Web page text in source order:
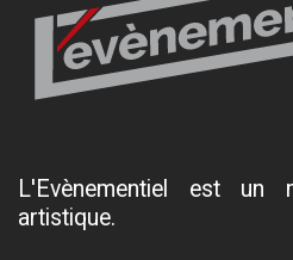
L'Evènementiel est un
artistique.